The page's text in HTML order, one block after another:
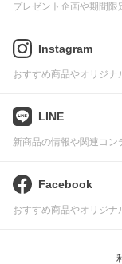
プレゼント企画や期間
Instagram
おすすめ商品やオリジ
LINE
新商品の情報や関連コン
Facebook
おすすめ商品やオリジ